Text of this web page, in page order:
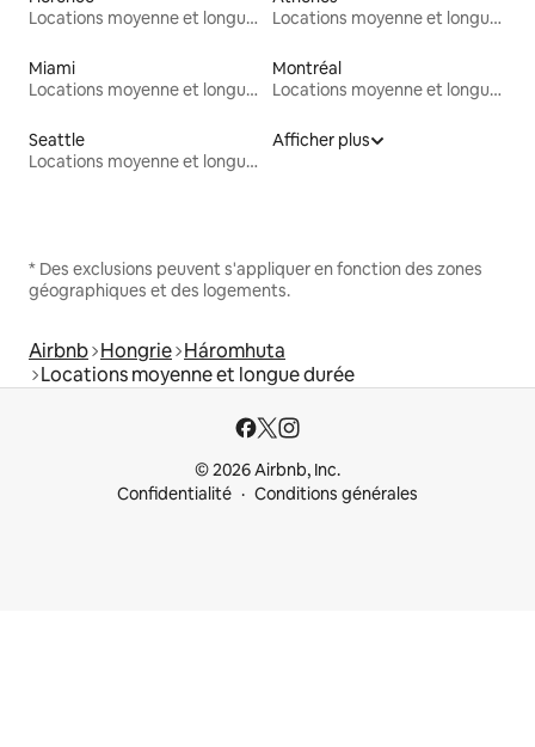
Locations moyenne et longue durée
Locations moyenne et longue durée
Miami
Locations moyenne et longue durée
Montréal
Locations moyenne et longue durée
Seattle
Locations moyenne et longue durée
Afficher plus
* Des exclusions peuvent s'appliquer en fonction des zones
géographiques et des logements.
Airbnb Hongrie Háromhuta
Locations moyenne et longue durée
© 2026 Airbnb, Inc.
Confidentialité
Conditions générales